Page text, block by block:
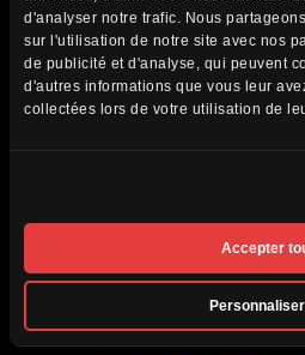
d'analyser notre trafic. Nous
sur l'utilisation de notre site avec nos
de publicité et d'analyse, qui peuvent
d'autres informations que vous leur
collectées lors de votre utilisation de
Accepter
Personnaliser